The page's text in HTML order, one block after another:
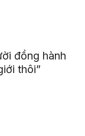
đồng hành
thôi”